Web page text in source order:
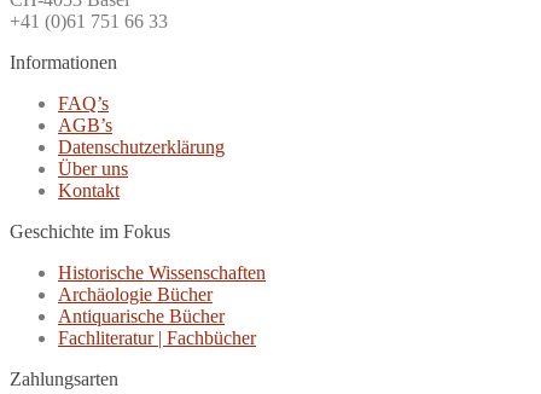
+41 (0)61 751 66 33
Informationen
FAQ’s
AGB’s
Datenschutzerklärung
Über uns
Kontakt
Geschichte im Fokus
Historische Wissenschaften
Archäologie Bücher
Antiquarische Bücher
Fachliteratur | Fachbücher
Zahlungsarten